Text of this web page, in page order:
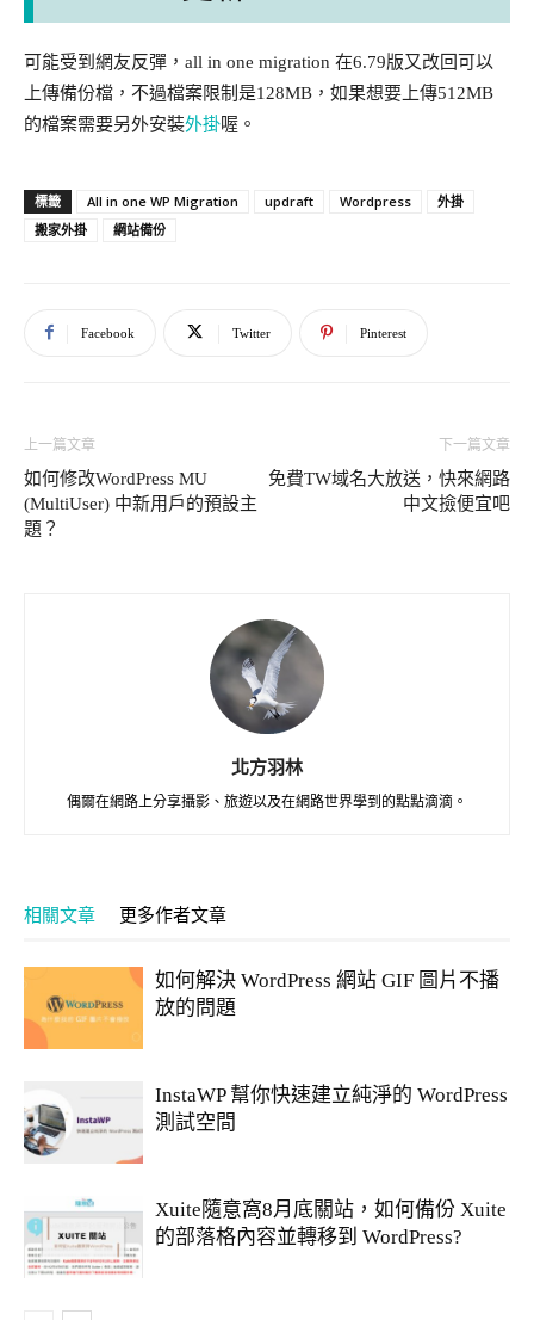
可能受到網友反彈，all in one migration 在6.79版又改回可以
上傳備份檔，不過檔案限制是128MB，如果想要上傳512MB
的檔案需要另外安裝外掛喔。
標籤 All in one WP Migration updraft Wordpress
外掛
搬家外掛
網站備份
Facebook Twitter Pinterest
上一篇文章
如何修改WordPress MU
(MultiUser) 中新用戶的預設主
題？
下一篇文章
免費TW域名大放送，快來網路
中文撿便宜吧
北方羽林
偶爾在網路上分享攝影、旅遊以及在網路世界學到的點點滴滴。
相關文章 更多作者文章
如何解決 WordPress 網站 GIF 圖片不播
放的問題
InstaWP 幫你快速建立純淨的 WordPress
測試空間
Xuite隨意窩8月底關站，如何備份 Xuite
的部落格內容並轉移到 WordPress?